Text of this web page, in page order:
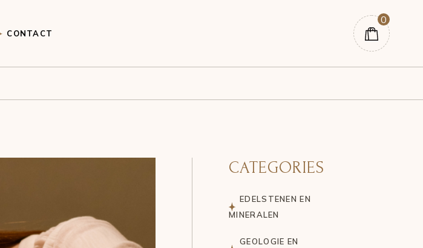
CONTACT
0
CATEGORIES
EDELSTENEN EN
MINERALEN
GEOLOGIE EN